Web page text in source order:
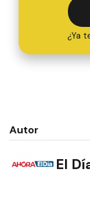
¿Ya
Autor
El